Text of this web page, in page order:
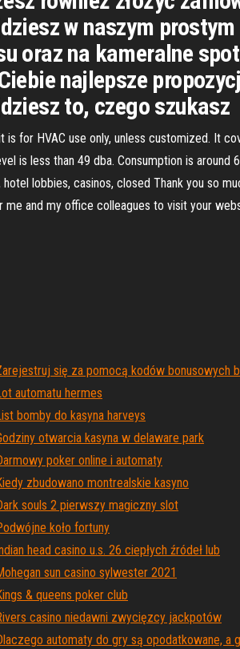
w naszym
oraz na kameralne
najlepsze
to, czego szukasz
is for HVAC use only, unless customized. It
is less than 49 dba. Consumption is
hotel lobbies, casinos, closed Thank you so
me and my office colleagues to visit your
się za pomocą kodów bonusowych
automatu hermes
bomby do kasyna harveys
otwarcia kasyna w delaware park
poker online i automaty
zbudowano montrealskie kasyno
souls 2 pierwszy magiczny slot
koło fortuny
head casino u.s. 26 ciepłych źródeł lub
sun casino sylwester 2021
& queens poker club
casino niedawni zwycięzcy jackpotów
automaty do gry są opodatkowane, a